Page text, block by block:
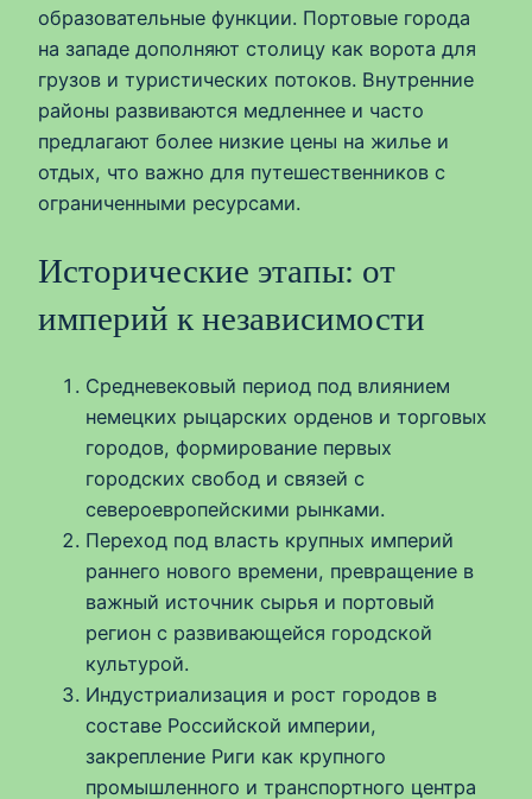
образовательные функции. Портовые города
на западе дополняют столицу как ворота для
грузов и туристических потоков. Внутренние
районы развиваются медленнее и часто
предлагают более низкие цены на жилье и
отдых, что важно для путешественников с
ограниченными ресурсами.
Исторические этапы: от
империй к независимости
Средневековый период под влиянием
немецких рыцарских орденов и торговых
городов, формирование первых
городских свобод и связей с
североевропейскими рынками.
Переход под власть крупных империй
раннего нового времени, превращение в
важный источник сырья и портовый
регион с развивающейся городской
культурой.
Индустриализация и рост городов в
составе Российской империи,
закрепление Риги как крупного
промышленного и транспортного центра